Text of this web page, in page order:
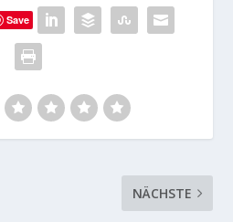
Save
NÄCHSTE